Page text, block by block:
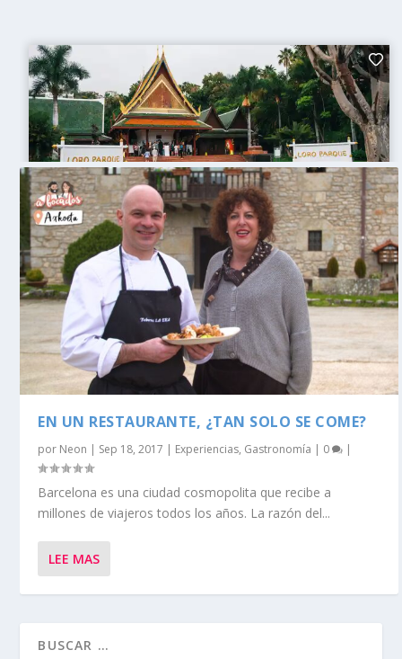
EN UN RESTAURANTE, ¿TAN SOLO SE COME?
por Neon | Sep 18, 2017 | Experiencias, Gastronomía | 0 |
Barcelona es una ciudad cosmopolita que recibe a
millones de viajeros todos los años. La razón del...
LEE MAS